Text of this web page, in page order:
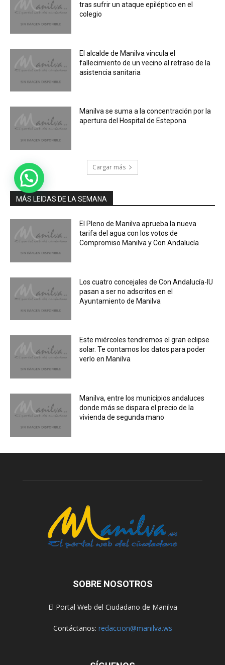
tras sufrir un ataque epiléptico en el
colegio
El alcalde de Manilva vincula el
fallecimiento de un vecino al retraso de la
asistencia sanitaria
Manilva se suma a la concentración por la
apertura del Hospital de Estepona
Cargar más
MÁS LEIDAS DE LA SEMANA
El Pleno de Manilva aprueba la nueva
tarifa del agua con los votos de
Compromiso Manilva y Con Andalucía
Los cuatro concejales de Con Andalucía-IU
pasan a ser no adscritos en el
Ayuntamiento de Manilva
Este miércoles tendremos el gran eclipse
solar. Te contamos los datos para poder
verlo en Manilva
Manilva, entre los municipios andaluces
donde más se dispara el precio de la
vivienda de segunda mano
SOBRE NOSOTROS
El Portal Web del Ciudadano de Manilva
Contáctanos: redaccion@manilva.ws